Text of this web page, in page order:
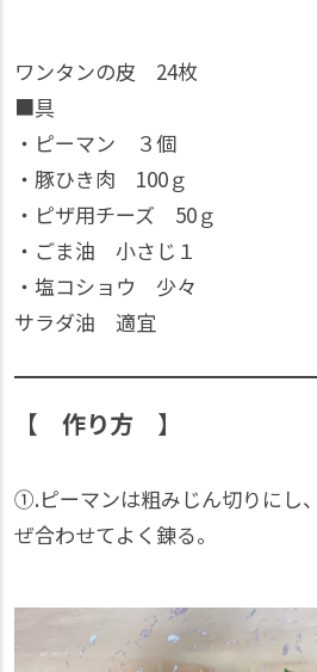
ワンタンの皮 24枚
■具
・ピーマン ３個
・豚ひき肉 100ｇ
・ピザ用チーズ 50ｇ
・ごま油 小さじ１
・塩コショウ 少々
サラダ油 適宜
【 作り方 】
①.ピーマンは粗みじん切りにし
ぜ合わせてよく錬る。